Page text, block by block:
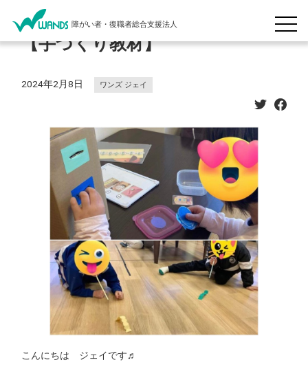
障がい者・復職者総合支援法人
【手づくり教材】
2024年2月8日 ワンズ ジェイ
こんにちは ジェイです♬